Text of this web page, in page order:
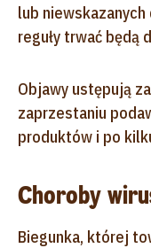
lub
reguły trwać będą
Objawy ustępują
zaprzestaniu
produktów i po
Choroby
Biegunka, której